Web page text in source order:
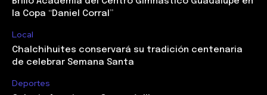
la Copa “Daniel Corral”
Local
Chalchihuites conservará su tradición centenaria
de celebrar Semana Santa
Deportes